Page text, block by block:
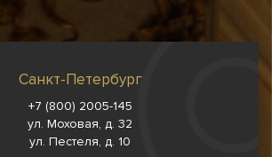
Санкт-Петербург
+7 (800) 2005-145
ул. Моховая, д. 32
ул. Пестеля, д. 10